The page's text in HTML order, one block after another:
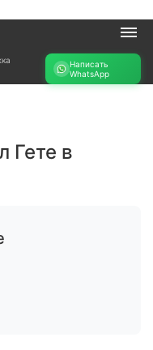
Написать
WhatsApp
в офис
Гете в